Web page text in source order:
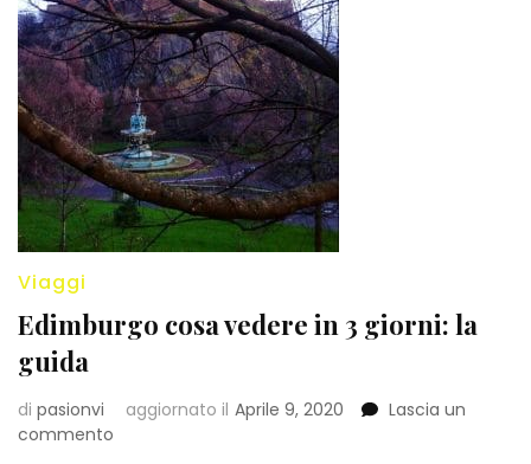
Viaggi
Edimburgo cosa vedere in 3 giorni: la
guida
di pasionvi aggiornato il Aprile 9, 2020
Lascia un
commento